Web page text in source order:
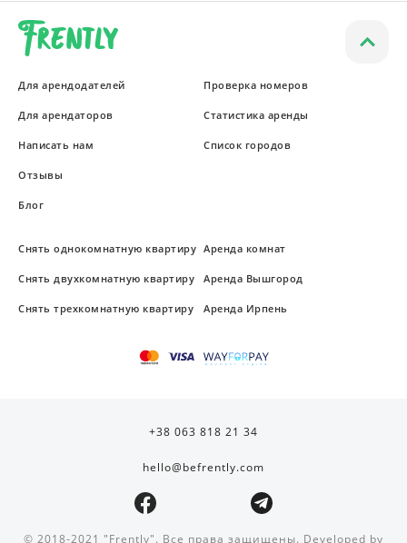
Для арендодателей
Для арендаторов
Написать нам
Отзывы
Блог
Проверка номеров
Статистика аренды
Список городов
Снять однокомнатную квартиру
Снять двухкомнатную квартиру
Снять трехкомнатную квартиру
Аренда комнат
Аренда Вышгород
Аренда Ирпень
+38 063 818 21 34
hello@befrently.com
© 2018-2021 "Frently". Все права защищены. Developed by